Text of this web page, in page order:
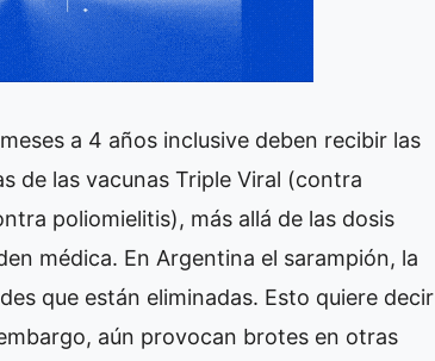
a 4 años inclusive deben recibir las
de las vacunas Triple Viral (contra
poliomielitis), más allá de las dosis
médica. En Argentina el sarampión, la
que están eliminadas. Esto quiere decir
aún provocan brotes en otras